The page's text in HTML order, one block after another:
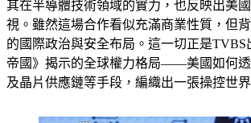
壇，一席話點燃網路熱議。他直言，台積電
其在半導體技術領域的實力，也反映出美
視。雖然這場合作看似充滿商業性質，但
的國際政治與安全布局。這一切正是TVBS
帝國》揭示的全球權力格局——美國如何透